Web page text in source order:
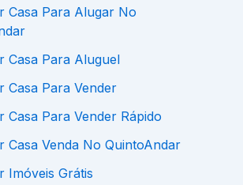
Casa Para Alugar No
Casa Para Aluguel
Casa Para Vender
Casa Para Vender Rápido
Casa Venda No QuintoAndar
Imóveis Grátis